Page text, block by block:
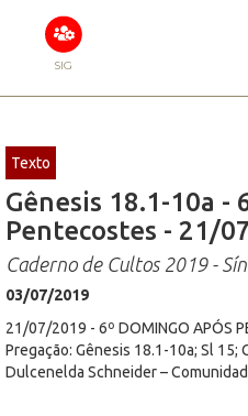
SIG
Texto
Gênesis 18.1-10a -
Pentecostes - 21/
Caderno de Cultos 2019 -
03/07/2019
21/07/2019 - 6º DOMINGO APÓS
Pregação: Gênesis 18.1-10a; Sl 15;
Dulcenelda Schneider –